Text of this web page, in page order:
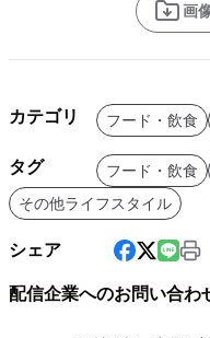
画
カテゴリ フード・飲食
タグ フード・飲食
その他ライフスタイル
シェア
配信企業へのお問い合わ